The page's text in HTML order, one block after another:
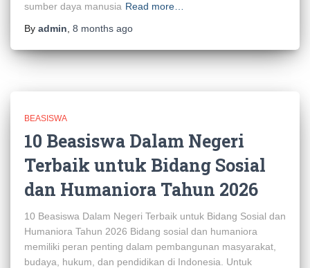
sumber daya manusia Read more…
By admin 8 months ago
BEASISWA
10 Beasiswa Dalam Negeri
Terbaik untuk Bidang Sosial
dan Humaniora Tahun 2026
10 Beasiswa Dalam Negeri Terbaik untuk Bidang Sosial dan
Humaniora Tahun 2026 Bidang sosial dan humaniora
memiliki peran penting dalam pembangunan masyarakat,
budaya, hukum, dan pendidikan di Indonesia. Untuk